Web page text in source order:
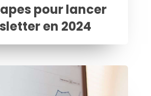
pour lancer
en 2024